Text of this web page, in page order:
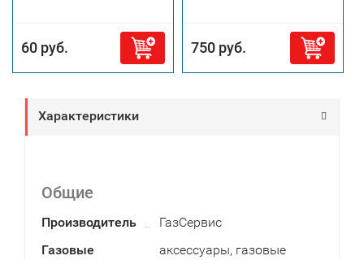
60 руб. 750 руб.
Характеристики
Общие
Производитель
ГазСервис
Газовые
аксессуары, газовые